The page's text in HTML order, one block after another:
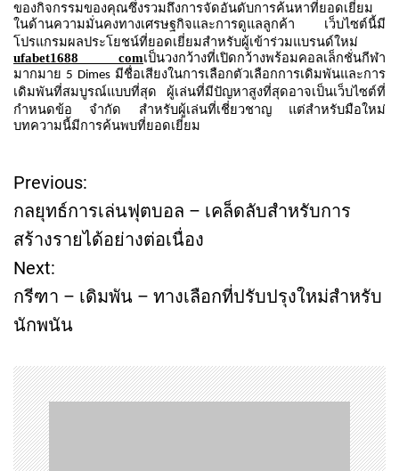
ของกิจกรรมของคุณซึ่งรวมถึงการจัดอันดับการค้นหาที่ยอดเยี่ยม
ในด้านความมั่นคงทางเศรษฐกิจและการดูแลลูกค้า
เว็บไซต์นี้มี
โปรแกรมผลประโยชน์ที่ยอดเยี่ยมสำหรับผู้เข้าร่วมแบรนด์ใหม่
ufabet1688 comเป็นวงกว้างที่เปิดกว้างพร้อมคอลเล็กชั่นกีฬา
มากมาย 5 Dimes มีชื่อเสียงในการเลือกตัวเลือกการเดิมพันและการ
เดิมพันที่สมบูรณ์แบบที่สุด
ผู้เล่นที่มีปัญหาสูงที่สุดอาจเป็นเว็บไซต์ที่
กำหนดข้อ
จำกัด สำหรับผู้เล่นที่เชี่ยวชาญ
แต่สำหรับมือใหม่
บทความนี้มีการค้นพบที่ยอดเยี่ยม
P
o
s
t
n
a
v
Previous:
กลยุทธ์การเล่นฟุตบอล – เคล็ดลับสำหรับการ
สร้างรายได้อย่างต่อเนื่อง
Next:
กรีฑา – เดิมพัน – ทางเลือกที่ปรับปรุงใหม่สำหรับ
นักพนัน